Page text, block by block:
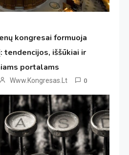
kongresai formuoja
iššūkiai ir
portalams
Www.kongresas.lt 0